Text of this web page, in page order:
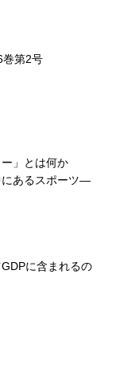
巻第2号
」とは何か
あるスポーツ―
に含まれるの